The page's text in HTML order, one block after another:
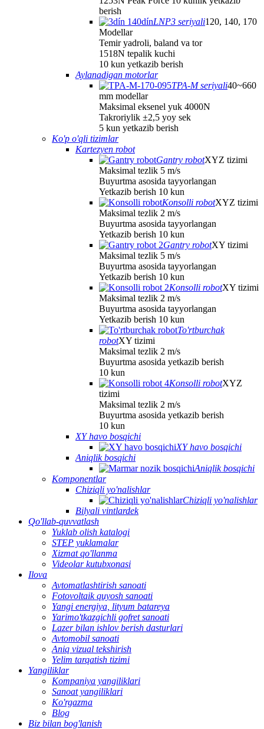
berish
LNP3 seriyali120, 140, 170
Modellar
Temir yadroli, baland va tor
1518N tepalik kuchi
10 kun yetkazib berish
Aylanadigan motorlar
TPA-M seriyali40~660
mm modellar
Maksimal eksenel yuk 4000N
Takroriylik ±2,5 yoy sek
5 kun yetkazib berish
Ko'p o'qli tizimlar
Kartezyen robot
Gantry robotXYZ tizimi
Maksimal tezlik 5 m/s
Buyurtma asosida tayyorlangan
Yetkazib berish 10 kun
Konsolli robotXYZ tizimi
Maksimal tezlik 2 m/s
Buyurtma asosida tayyorlangan
Yetkazib berish 10 kun
Gantry robotXY tizimi
Maksimal tezlik 5 m/s
Buyurtma asosida tayyorlangan
Yetkazib berish 10 kun
Konsolli robotXY tizimi
Maksimal tezlik 2 m/s
Buyurtma asosida tayyorlangan
Yetkazib berish 10 kun
To'rtburchak
robotXY tizimi
Maksimal tezlik 2 m/s
Buyurtma asosida yetkazib berish
10 kun
Konsolli robotXYZ
tizimi
Maksimal tezlik 2 m/s
Buyurtma asosida yetkazib berish
10 kun
XY havo bosqichi
XY havo bosqichi
Aniqlik bosqichi
Aniqlik bosqichi
Komponentlar
Chiziqli yo'nalishlar
Chiziqli yo'nalishlar
Bilyali vintlardek
Qo'llab-quvvatlash
Yuklab olish katalogi
STEP yuklamalar
Xizmat qo'llanma
Videolar kutubxonasi
Ilova
Avtomatlashtirish sanoati
Fotovoltaik quyosh sanoati
Yangi energiya, lityum batareya
Yarimo'tkazgichli gofret sanoati
Lazer bilan ishlov berish dasturlari
Avtomobil sanoati
Aniq vizual tekshirish
Yelim tarqatish tizimi
Yangiliklar
Kompaniya yangiliklari
Sanoat yangiliklari
Ko'rgazma
Blog
Biz bilan bog'lanish